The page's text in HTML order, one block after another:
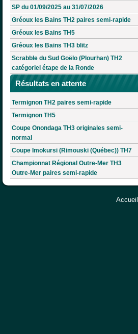
SP du 01/09/2025 au 31/07/2026
Gréoux les Bains TH2 paires semi-rapide
Gréoux les Bains TH5
Gréoux les Bains TH3 blitz
Scrabble du Sud Goëlo (Plourhan) TH2
catégoriel étape de la Ronde
Résultats en attente
Termignon TH2 paires semi-rapide
Termignon TH5
Coupe Onondaga TH3 originales semi-
normal
Coupe Imokursi (Rimouski (Québec)) TH7
Championnat Régional Outre-Mer TH3
Outre-Mer paires semi-rapide
Accueil